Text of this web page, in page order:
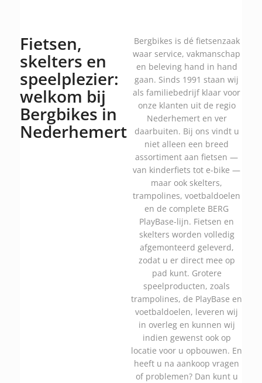
Fietsen,
skelters en
speelplezier:
welkom bij
Bergbikes in
Nederhemert
Bergbikes is dé fietsenzaak
waar service, vakmanschap
en beleving hand in hand
gaan. Sinds 1991 staan wij
als familiebedrijf klaar voor
onze klanten uit de regio
Nederhemert en ver
daarbuiten. Bij ons vindt u
niet alleen een breed
assortiment aan fietsen —
van kinderfiets tot e-bike —
maar ook skelters,
trampolines, voetbaldoelen
en de complete BERG
PlayBase-lijn. Fietsen en
skelters worden volledig
afgemonteerd geleverd,
zodat u er direct mee op
pad kunt. Grotere
speelproducten, zoals
trampolines, de PlayBase en
voetbaldoelen, leveren wij
in overleg en kunnen wij
indien gewenst ook op
locatie voor u opbouwen. En
heeft u na aankoop vragen
of problemen? Dan kunt u